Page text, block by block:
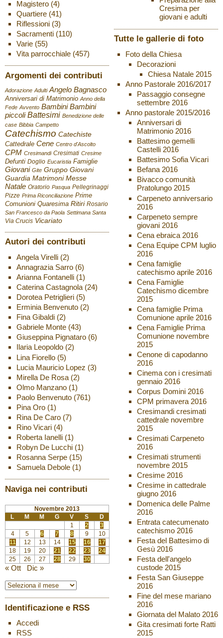
Magistero(4)
Quartiere(41)
Riflessioni(3)
Sacramenti(110)
Varie(55)
Vita parrocchiale(457)
Argomenti dei contributi
Adorazione Adulti Angelo Bagnasco
Anniversari di Matrimonio Anno della
Fede Avvento Bambini Bambini
piccoli Battesimi Benedizione delle
case Bibbia Campetto
Catechismo Catechiste
Cattedrale Cene Centro d'Ascolto
CPM Cresimandi Cresimati Cresime
Defunti Doglio Eucaristia Famiglie
Giovani Gite Gruppo Giovani
Guardia Matrimoni Messe
Natale Oratorio Pasqua Pellegrinaggi
Pizze Prima Riconciliazione Prime
Comunioni Quaresima Ritiri Rosario
San Francesco da Paola Settimana Santa
Via Crucis Vicariato
Autori dei contributi
Angela Virelli(2)
Annagrazia Sarro(6)
Arianna Fontanelli(1)
Caterina Castagnola(24)
Dorotea Petriglieri(5)
Erminia Benvenuto(2)
Fina Gibaldi(2)
Gabriele Monte(43)
Giuseppina Pignataro(6)
Ilaria Leopoldo(2)
Lina Fiorello(5)
Lucia Mauricio Lopez (3)
Mirella De Rosa(2)
Olmo Manzano(1)
Paolo Benvenuto(761)
Pina Oro(1)
Rina De Caro(7)
Rino Vicari(4)
Roberta Ianelli(1)
Robyn De Lucchi(1)
Rosanna Serpe(15)
Samuela Debole(1)
Naviga nei contributi
Novembre 2013
L
M M G V S
D
1
2
3
4
5 6 7 8 9
10
11
12 13 14 15 16
17
18
19 20 21 22 23
24
25
26 27 28 29 30
« Ott Dic »
Identificazione e RSS
Accedi
RSS
Cresima per
giovani e adulti
Tutte le gallerie di foto
Foto della Chiesa
Decorazioni
Chiesa Natale 2015
Anno Pastorale 2016/2017
Passaggio consegne
settembre 2016
Anno pastorale 2015/2016
Anniversari di
Matrimonio 2016
Battesimo gemelli
Castelli 2016
Battesimo Sofia Vicari
Befana 2016
Bivacco comunità
Pratolungo 2015
Carpeneto anniversario
2016
Carpeneto sempre
giovani 2016
Cena ebraica 2016
Cena Equipe CPM luglio
2016
Cena famiglie
catechismo aprile 2016
Cena Famiglie
Catechismo dicembre
2015
Cena famiglie Prima
Comunione aprile 2016
Cena Famiglie Prima
Comunione novembre
2015
Cenone di capodanno
2016
Cinema con i cresimati
gennaio 2016
Corpus Domini 2016
CPM primavera 2016
Cresimandi cresimati
cattedrale novembre
2015
Cresimati Carpeneto
2016
Cresimati strumenti
novembre 2015
Cresime 2016
Cresime in cattedrale
giugno 2016
Domenica delle Palme
2016
Entrata catecumenato
catechismo 2016
Festa del Battesimo di
Gesù 2016
Festa dell'angelo
custode 2015
Festa San Giuseppe
2016
Fine del mese mariano
2016
Giornata del Malato 2016
Gita cresimati forte Ratti
2015